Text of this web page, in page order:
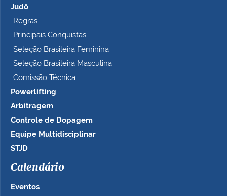
Judô
Regras
Principais Conquistas
Seleção Brasileira Feminina
Seleção Brasileira Masculina
Comissão Técnica
Powerlifting
Arbitragem
Controle de Dopagem
Equipe Multidisciplinar
STJD
Calendário
Eventos